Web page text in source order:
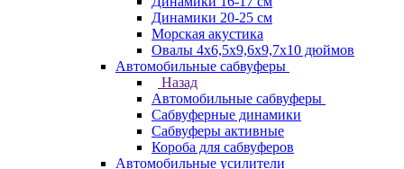
Динамики 20-25 см
Морская акустика
Овалы 4х6,5х9,6x9,7х10 дюймов
Автомобильные сабвуферы
Назад
Автомобильные сабвуферы
Сабвуферные динамики
Сабвуферы активные
Короба для сабвуферов
Автомобильные усилители